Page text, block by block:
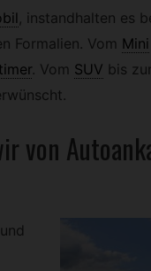
, instandhalten es
Formalien. Vom Mini
. Vom SUV bis
von